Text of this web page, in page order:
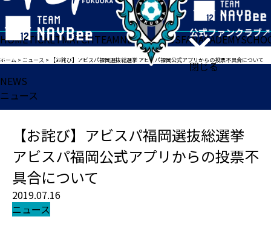
閉じる
HOMETICKETMATCHTEAMNEWSGOODSFANACADEMY
ホーム >ニュース > 【お詫び】アビスパ福岡選抜総選挙 アビスパ福岡公式アプリからの投票不具合について
NEWS
ニュース
【お詫び】アビスパ福岡選抜総選挙
アビスパ福岡公式アプリからの投票不
具合について
2019.07.16
ニュース